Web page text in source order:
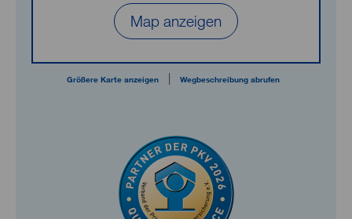
Map anzeigen
Größere Karte anzeigen| Wegbeschreibung abrufen